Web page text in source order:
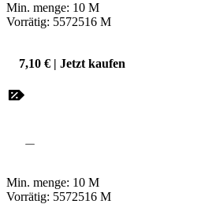
Min. menge: 10 M
Vorrätig: 5572516 M
7,10 € | Jetzt kaufen
Min. menge: 10 M
Vorrätig: 5572516 M